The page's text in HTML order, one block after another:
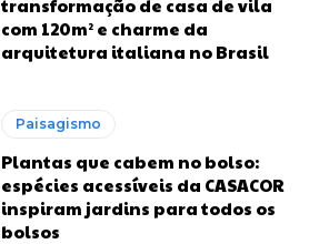
transformação de casa de vila
com 120m² e charme da
arquitetura italiana no Brasil
Paisagismo
Plantas que cabem no bolso:
espécies acessíveis da CASACOR
inspiram jardins para todos os
bolsos